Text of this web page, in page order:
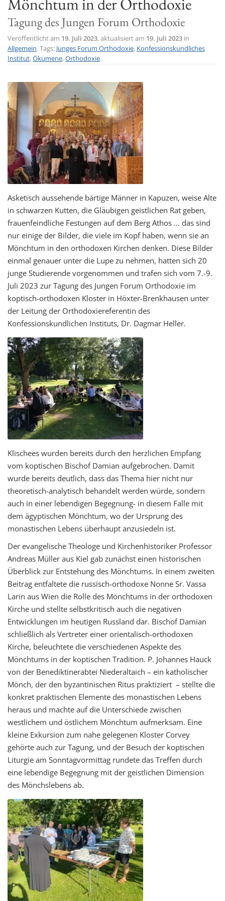
Tagung des Jungen Forum Orthodoxie
Veröffentlicht am 19. Juli 2023, aktualisiert am 19. Juli 2023 in
Allgemein. Tags: Junges Forum Orthodoxie, Konfessionskundliches
Institut,Ökumene,Orthodoxie.
Asketisch aussehende bärtige Männer in Kapuzen, weise Alte
in schwarzen Kutten, die Gläubigen geistlichen Rat geben,
frauenfeindliche Festungen auf dem Berg Athos … das sind
nur einige der Bilder, die viele im Kopf haben, wenn sie an
Mönchtum in den orthodoxen Kirchen denken. Diese Bilder
einmal genauer unter die Lupe zu nehmen, hatten sich 20
junge Studierende vorgenommen und trafen sich vom 7.-9.
Juli 2023 zur Tagung des Jungen Forum Orthodoxie im
koptisch-orthodoxen Kloster in Höxter-Brenkhausen unter
der Leitung der Orthodoxiereferentin des
Konfessionskundlichen Instituts, Dr. Dagmar Heller.
Klischees wurden bereits durch den herzlichen Empfang
vom koptischen Bischof Damian aufgebrochen. Damit
wurde bereits deutlich, dass das Thema hier nicht nur
theoretisch-analytisch behandelt werden würde, sondern
auch in einer lebendigen Begegnung- in diesem Falle mit
dem ägyptischen Mönchtum, wo der Ursprung des
monastischen Lebens überhaupt anzusiedeln ist.
Der evangelische Theologe und Kirchenhistoriker Professor
Andreas Müller aus Kiel gab zunächst einen historischen
Überblick zur Entstehung des Mönchtums. In einem zweiten
Beitrag entfaltete die russisch-orthodoxe Nonne Sr. Vassa
Larin aus Wien die Rolle des Mönchtums in der orthodoxen
Kirche und stellte selbstkritisch auch die negativen
Entwicklungen im heutigen Russland dar. Bischof Damian
schließlich als Vertreter einer orientalisch-orthodoxen
Kirche, beleuchtete die verschiedenen Aspekte des
Mönchtums in der koptischen Tradition. P. Johannes Hauck
von der Benediktinerabtei Niederaltaich – ein katholischer
Mönch, der den byzantinischen Ritus praktiziert – stellte die
konkret praktischen Elemente des monastischen Lebens
heraus und machte auf die Unterschiede zwischen
westlichem und östlichem Mönchtum aufmerksam. Eine
kleine Exkursion zum nahe gelegenen Kloster Corvey
gehörte auch zur Tagung, und der Besuch der koptischen
Liturgie am Sonntagvormittag rundete das Treffen durch
eine lebendige Begegnung mit der geistlichen Dimension
des Mönchslebens ab.